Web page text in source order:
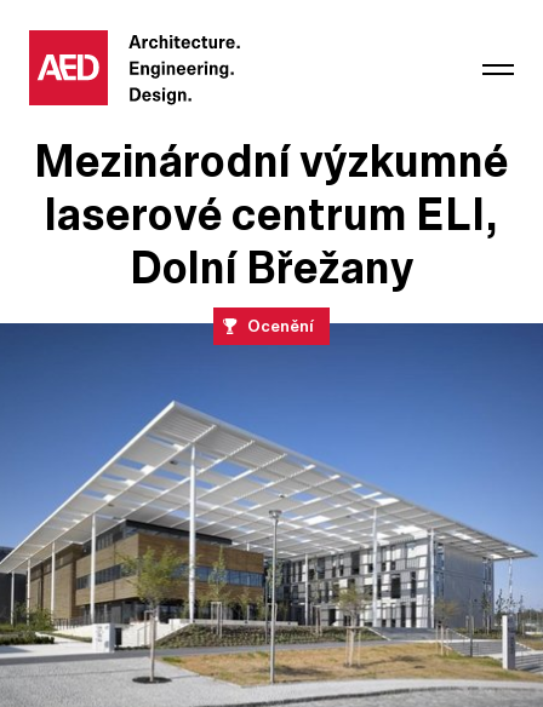
Mezinárodní výzkumné
laserové centrum ELI,
Dolní Břežany
Ocenění